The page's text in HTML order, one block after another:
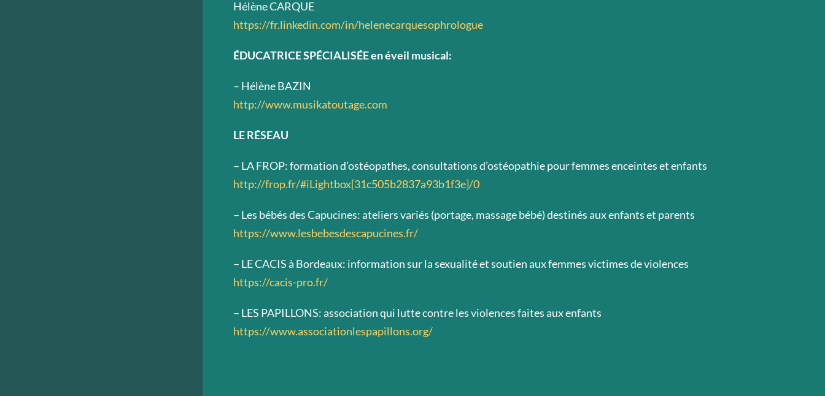
Hélène CARQUE
https://fr.linkedin.com/in/helenecarquesophrologue
ÉDUCATRICE SPÉCIALISÉE en éveil musical:
– Hélène BAZIN
http://www.musikatoutage.com
LE RÉSEAU
– LA FROP: formation d’ostéopathes, consultations d’ostéopathie pour femmes enceintes et enfants
http://frop.fr/#iLightbox[31c505b2837a93b1f3e]/0
– Les bébés des Capucines: ateliers variés (portage, massage bébé) destinés aux enfants et parents
https://www.lesbebesdescapucines.fr/
– LE CACIS à Bordeaux: information sur la sexualité et soutien aux femmes victimes de violences
https://cacis-pro.fr/
– LES PAPILLONS: association qui lutte contre les violences faites aux enfants
https://www.associationlespapillons.org/